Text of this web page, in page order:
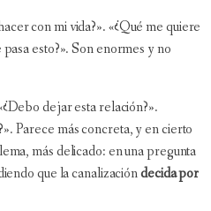
con mi vida?». «¿Qué me quiere
esto?». Son enormes y no
dejar esta relación?».
Parece más concreta, y en cierto
más delicado: en una pregunta
que la canalizacióndecida por